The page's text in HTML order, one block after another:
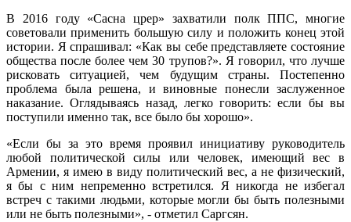
В 2016 году «Сасна црер» захватили полк ППС, многие
советовали применить большую силу и положить конец этой
истории. Я спрашивал: «Как вы себе представляете состояние
общества после более чем 30 трупов?». Я говорил, что лучше
рисковать ситуацией, чем будущим страны. Постепенно
проблема была решена, и виновные понесли заслуженное
наказание. Оглядываясь назад, легко говорить: если бы вы
поступили именно так, все было бы хорошо».
«Если бы за это время проявил инициативу руководитель
любой политической силы или человек, имеющий вес в
Армении, я имею в виду политический вес, а не физический,
я бы с ним непременно встретился. Я никогда не избегал
встреч с такими людьми, которые могли бы быть полезными
или не быть полезными», - отметил Саргсян.